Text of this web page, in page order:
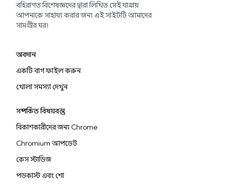
বহিরাগত বিশেষজ্ঞদের দ্বারা লিখিত সেই যাত্রায়
আপনাকে সাহায্য করার জন্য এই সাইটটি আমাদের
সামগ্রীর ঘর৷
অবদান
একটি বাগ ফাইল করুন
খোলা সমস্যা দেখুন
সম্পর্কিত বিষয়বস্তু
বিকাশকারীদের জন্য Chrome
Chromium আপডেট
কেস স্টাডিজ
পডকাস্ট এবং শো